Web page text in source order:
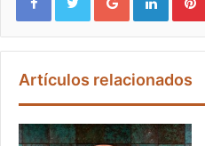
Artículos relacionados